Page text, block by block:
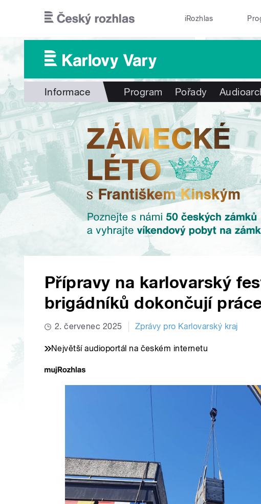
iRozhlas
Informace Program Pořady
Přípravy na karlovarský
brigádníků dokončují
2. červenec 2025 Zprávy pro Karlovarský kraj
Největší audioportál na českém internetu